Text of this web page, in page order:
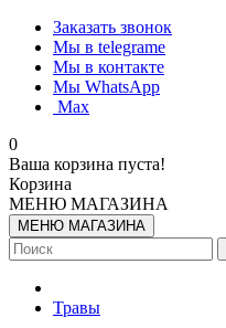
Заказать звонок
Мы в telegrame
Мы в контакте
Мы WhatsApp
Мах
0
Ваша корзина пуста!
Корзина
МЕНЮ МАГАЗИНА
МЕНЮ МАГАЗИНА
Травы